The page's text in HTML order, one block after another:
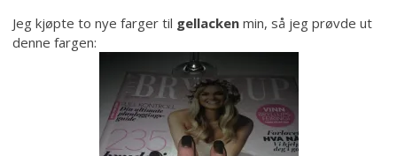
Jeg kjøpte to nye farger til gellacken min, så jeg prøvde ut
denne fargen: